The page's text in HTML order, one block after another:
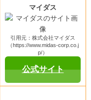
マイダス
引用元：株式会社マイダス
（https://www.midas-corp.co.j
p/）
公式サイト